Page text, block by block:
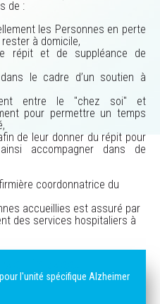
de :
les Personnes en perte
à domicile,
répit et de suppléance de
le cadre d’un soutien à
entre le "chez soi" et
pour permettre un temps
de leur donner du répit pour
accompagner dans de
coordonnatrice du
accueillies est assuré par
des services hospitaliers à
l'unité spécifique Alzheimer